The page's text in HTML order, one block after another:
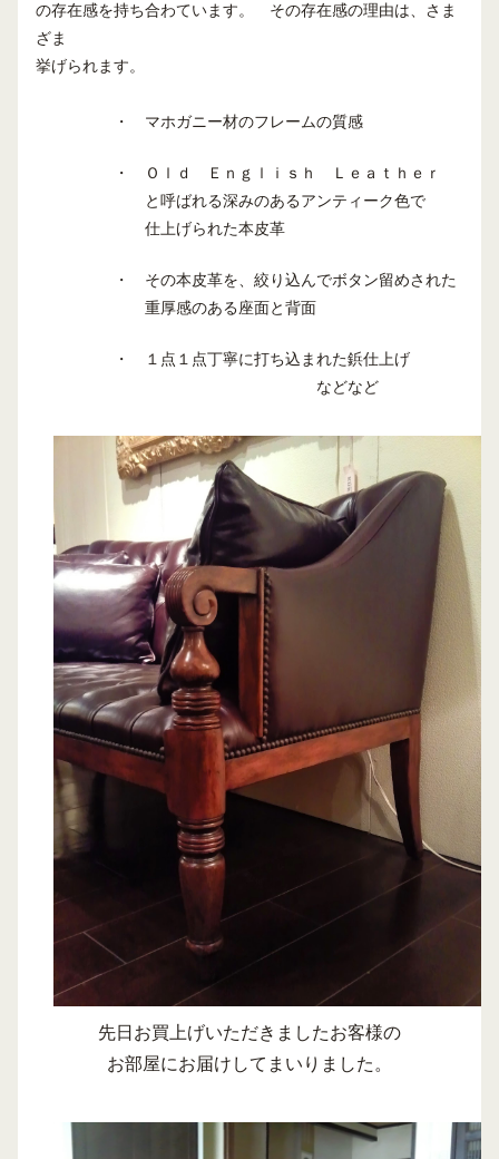
の存在感を持ち合わています。 その存在感の理由は、さま
ざま
挙げられます。
・ マホガニー材のフレームの質感
・ Ｏｌｄ Ｅｎｇｌｉｓｈ Ｌｅａｔｈｅｒ
と呼ばれる深みのあるアンティーク色で
仕上げられた本皮革
・ その本皮革を、絞り込んでボタン留めされた
重厚感のある座面と背面
・ １点１点丁寧に打ち込まれた鋲仕上げ
などなど
先日お買上げいただきましたお客様の
お部屋にお届けしてまいりました。